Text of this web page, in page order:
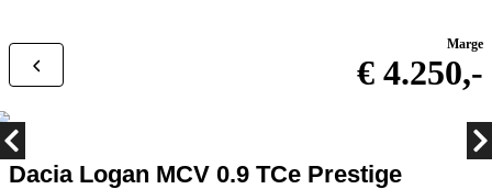
Marge
€ 4.250,-
Dacia Logan MCV 0.9 TCe Prestige